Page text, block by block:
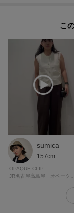
こ
sumica
157cm
OPAQUE.CLIP